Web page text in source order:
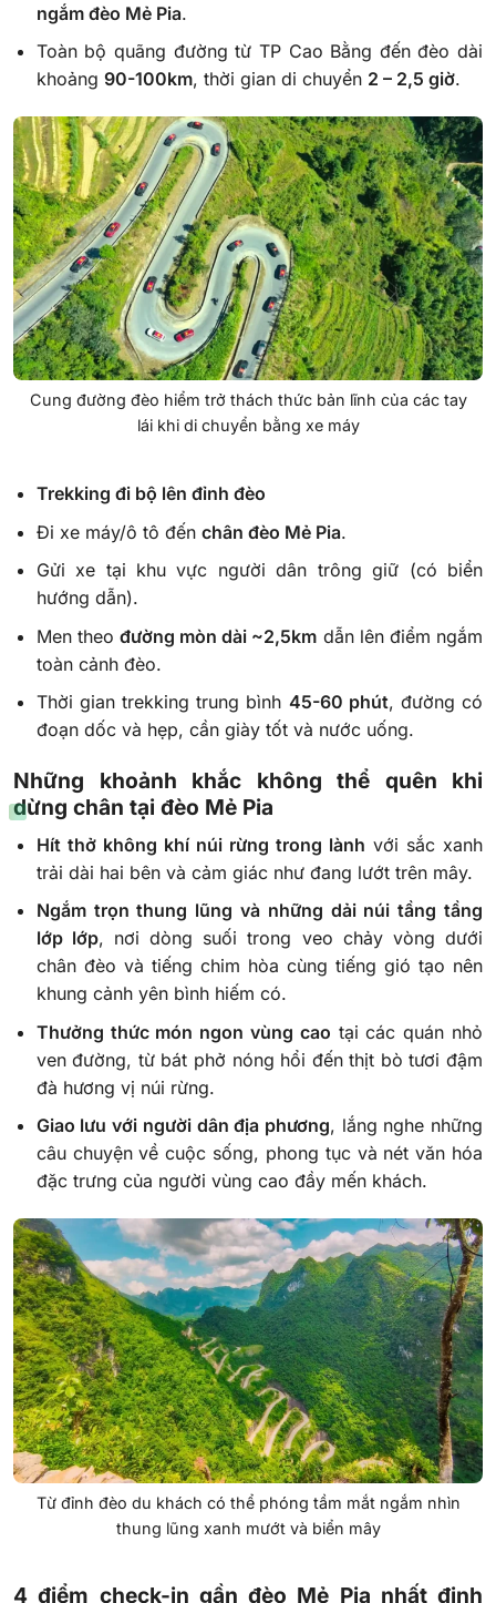
ngắm đèo Mẻ Pia.
Toàn bộ quãng đường từ TP Cao Bằng đến đèo dài
khoảng 90-100km, thời gian di chuyển 2 – 2,5 giờ.
Cung đường đèo hiểm trở thách thức bản lĩnh của các tay
lái khi di chuyển bằng xe máy
Trekking đi bộ lên đỉnh đèo
Đi xe máy/ô tô đến chân đèo Mẻ Pia.
Gửi xe tại khu vực người dân trông giữ (có biển
hướng dẫn).
Men theođường mòn dài ~2,5km dẫn lên điểm ngắm
toàn cảnh đèo.
Thời gian trekking trung bình 45-60 phút, đường có
đoạn dốc và hẹp, cần giày tốt và nước uống.
Những khoảnh khắc không thể quên khi
dừng chân tại đèo Mẻ Pia
Hít thở không khí núi rừng trong lành với sắc xanh
trải dài hai bên và cảm giác như đang lướt trên mây.
Ngắm trọn thung lũng và những dải núi tầng tầng
lớp lớp, nơi dòng suối trong veo chảy vòng dưới
chân đèo và tiếng chim hòa cùng tiếng gió tạo nên
khung cảnh yên bình hiếm có.
Thưởng thức món ngon vùng cao tại các quán nhỏ
ven đường, từ bát phở nóng hổi đến thịt bò tươi đậm
đà hương vị núi rừng.
Giao lưu với người dân địa phương, lắng nghe những
câu chuyện về cuộc sống, phong tục và nét văn hóa
đặc trưng của người vùng cao đầy mến khách.
Từ đỉnh đèo du khách có thể phóng tầm mắt ngắm nhìn
thung lũng xanh mướt và biển mây
4 điểm check-in gần đèo Mẻ Pia nhất định